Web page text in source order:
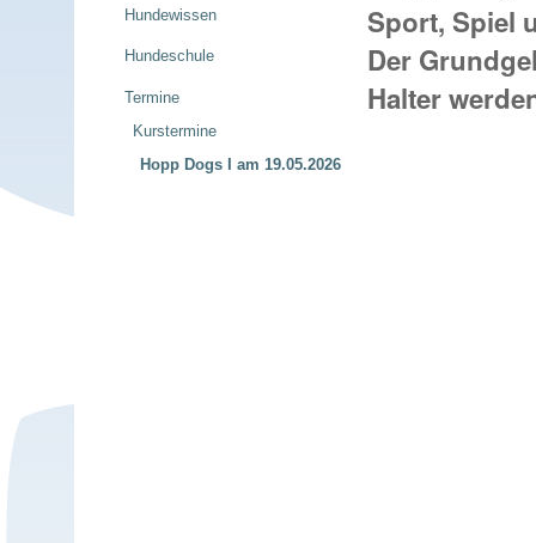
Sport, Spiel
Der
Halter
Hundewissen
Hundeschule
Termine
Kurstermine
Hopp Dogs I am 19.05.2026